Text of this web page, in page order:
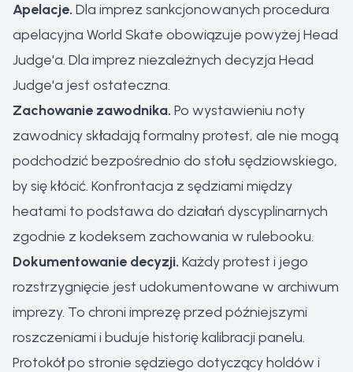
Apelacje. Dla imprez sankcjonowanych procedura
apelacyjna World Skate obowiązuje powyżej Head
Judge'a. Dla imprez niezależnych decyzja Head
Judge'a jest ostateczna.
Zachowanie zawodnika. Po wystawieniu noty
zawodnicy składają formalny protest, ale nie mogą
podchodzić bezpośrednio do stołu sędziowskiego,
by się kłócić. Konfrontacja z sędziami między
heatami to podstawa do działań dyscyplinarnych
zgodnie z kodeksem zachowania w rulebooku.
Dokumentowanie decyzji. Każdy protest i jego
rozstrzygnięcie jest udokumentowane w archiwum
imprezy. To chroni imprezę przed późniejszymi
roszczeniami i buduje historię kalibracji panelu.
Protokół po stronie sędziego dotyczący holdów i